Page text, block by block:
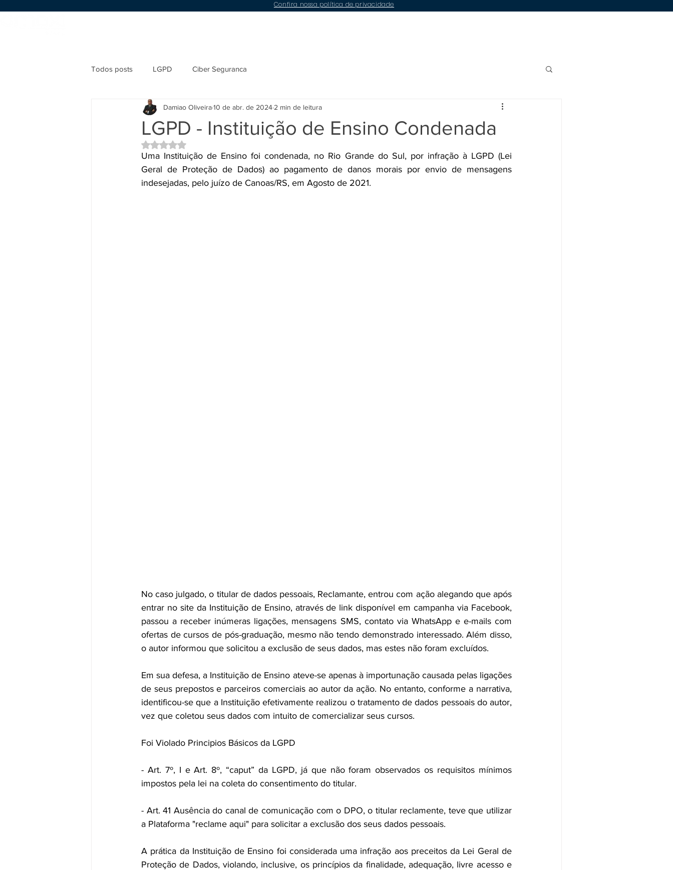
Confira nossa política de privacidade
Todos posts LGPD Ciber Seguranca
LGPD - Instituição de Ensino Condenada
Damiao Oliveira10 de abr. de 2024 2 min de leitura
Avaliado com NaN de 5 estrelas.
Uma Instituição de Ensino foi condenada, no Rio Grande do Sul, por infração à LGPD (Lei
Geral de Proteção de Dados) ao pagamento de danos morais por envio de mensagens
indesejadas, pelo juízo de Canoas/RS, em Agosto de 2021.
No caso julgado, o titular de dados pessoais, Reclamante, entrou com ação alegando que após
entrar no site da Instituição de Ensino, através de link disponível em campanha via Facebook,
passou a receber inúmeras ligações, mensagens SMS, contato via WhatsApp e e-mails com
ofertas de cursos de pós-graduação, mesmo não tendo demonstrado interessado. Além disso,
o autor informou que solicitou a exclusão de seus dados, mas estes não foram excluídos.
Em sua defesa, a Instituição de Ensino ateve-se apenas à importunação causada pelas ligações
de seus prepostos e parceiros comerciais ao autor da ação. No entanto, conforme a narrativa,
identificou-se que a Instituição efetivamente realizou o tratamento de dados pessoais do autor,
vez que coletou seus dados com intuito de comercializar seus cursos.
Foi Violado Principios Básicos da LGPD
- Art. 7º, I e Art. 8º, “caput” da LGPD, já que não foram observados os requisitos mínimos
impostos pela lei na coleta do consentimento do titular.
- Art. 41 Ausência do canal de comunicação com o DPO, o titular reclamente, teve que utilizar
a Plataforma "reclame aqui" para solicitar a exclusão dos seus dados pessoais.
A prática da Instituição de Ensino foi considerada uma infração aos preceitos da Lei Geral de
Proteção de Dados, violando, inclusive, os princípios da finalidade, adequação, livre acesso e